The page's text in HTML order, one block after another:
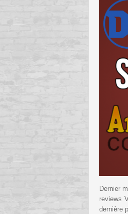
Dernier
reviews
dernière